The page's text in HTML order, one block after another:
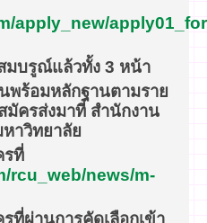
apply_new/
มบรูณ์แล้วทั้ง 3 หน้า
พร้อมหลักฐานตามราย
มัครส่งมาที่ สำนักงาน
าวิทยาลัย
รที่
rcu_web/news/m-
รที่ผ่านการคัดเลือกเข้า